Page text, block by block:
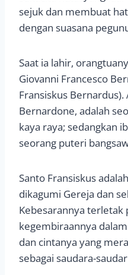
sejuk dan membuat
dengan suasana
Saat ia lahir,
Giovanni Francesco
Fransiskus
Bernardone, adalah
kaya raya; sedangkan
seorang puteri
Santo Fransiskus
dikagumi Gereja dan
Kebesarannya terletak
kegembiraannya
dan cintanya yang
sebagai saudara-